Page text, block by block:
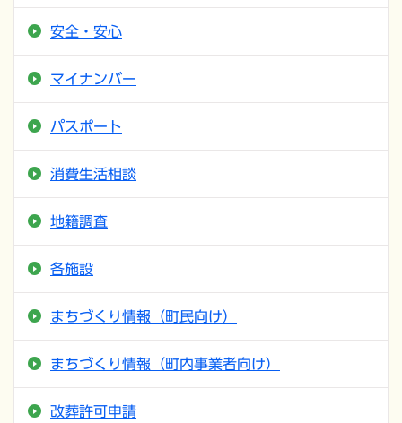
安全・安心
マイナンバー
パスポート
消費生活相談
地籍調査
各施設
まちづくり情報（町民向け）
まちづくり情報（町内事業者向け）
改葬許可申請